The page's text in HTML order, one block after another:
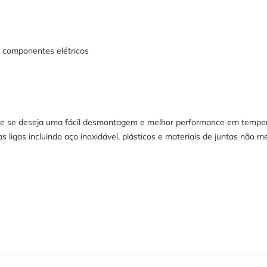
elétricos
deseja uma fácil desmontagem e melhor performance em
ligas incluindo aço inoxidável, plásticos e materiais de juntas não